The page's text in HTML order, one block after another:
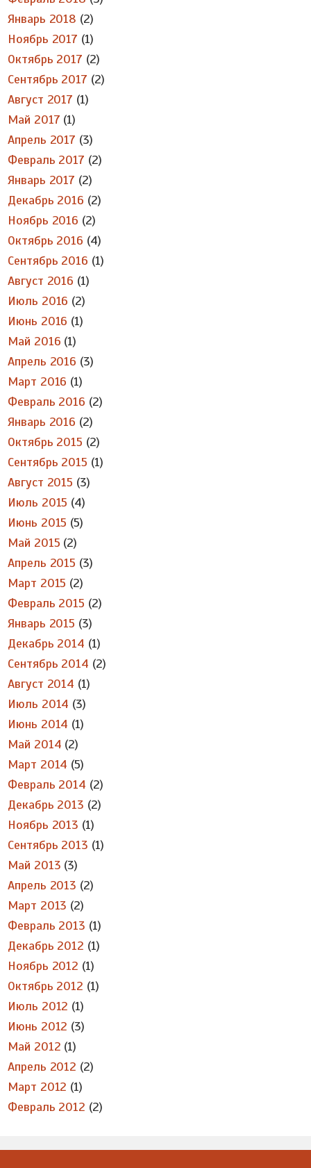
Январь 2018 (2)
Ноябрь 2017 (1)
Октябрь 2017 (2)
Сентябрь 2017 (2)
Август 2017 (1)
Май 2017 (1)
Апрель 2017 (3)
Февраль 2017 (2)
Январь 2017 (2)
Декабрь 2016 (2)
Ноябрь 2016 (2)
Октябрь 2016 (4)
Сентябрь 2016 (1)
Август 2016 (1)
Июль 2016 (2)
Июнь 2016 (1)
Май 2016 (1)
Апрель 2016 (3)
Март 2016 (1)
Февраль 2016 (2)
Январь 2016 (2)
Октябрь 2015 (2)
Сентябрь 2015 (1)
Август 2015 (3)
Июль 2015 (4)
Июнь 2015 (5)
Май 2015 (2)
Апрель 2015 (3)
Март 2015 (2)
Февраль 2015 (2)
Январь 2015 (3)
Декабрь 2014 (1)
Сентябрь 2014 (2)
Август 2014 (1)
Июль 2014 (3)
Июнь 2014 (1)
Май 2014 (2)
Март 2014 (5)
Февраль 2014 (2)
Декабрь 2013 (2)
Ноябрь 2013 (1)
Сентябрь 2013 (1)
Май 2013 (3)
Апрель 2013 (2)
Март 2013 (2)
Февраль 2013 (1)
Декабрь 2012 (1)
Ноябрь 2012 (1)
Октябрь 2012 (1)
Июль 2012 (1)
Июнь 2012 (3)
Май 2012 (1)
Апрель 2012 (2)
Март 2012 (1)
Февраль 2012 (2)